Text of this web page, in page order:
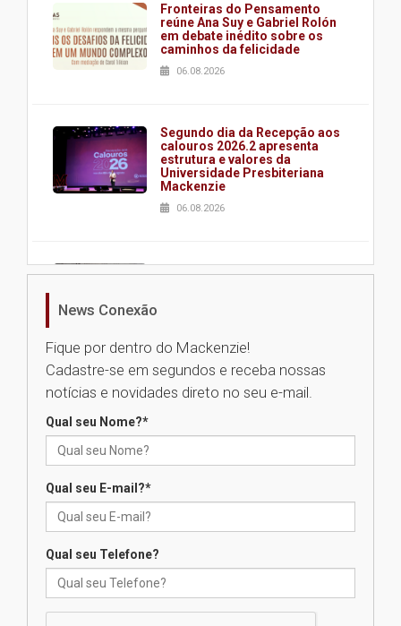
Fronteiras do Pensamento
reúne Ana Suy e Gabriel Rolón
em debate inédito sobre os
caminhos da felicidade
06.08.2026
Segundo dia da Recepção aos
calouros 2026.2 apresenta
estrutura e valores da
Universidade Presbiteriana
Mackenzie
06.08.2026
Nova apresentação do Centro
Universidade Mackenzie
realizará nova edição da Feira
das novas tecnologias em
calouros do segundo semestre
News Conexão
Fique por dentro do Mackenzie!
Cadastre-se em segundos e receba nossas
notícias e novidades direto no seu e-mail.
Qual seu Nome?*
Qual seu E-mail?*
Qual seu Telefone?